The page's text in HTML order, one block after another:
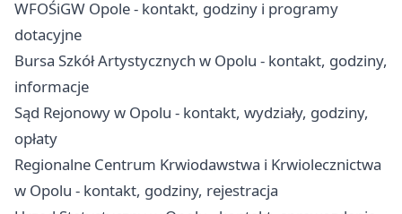
WFOŚiGW Opole - kontakt, godziny i programy
dotacyjne
Bursa Szkół Artystycznych w Opolu - kontakt, godziny,
informacje
Sąd Rejonowy w Opolu - kontakt, wydziały, godziny,
opłaty
Regionalne Centrum Krwiodawstwa i Krwiolecznictwa
w Opolu - kontakt, godziny, rejestracja